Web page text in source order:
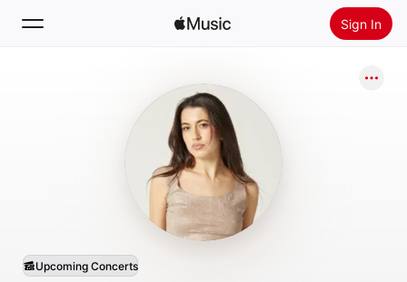
Sign In
Install Apple Music
Upcoming Concerts